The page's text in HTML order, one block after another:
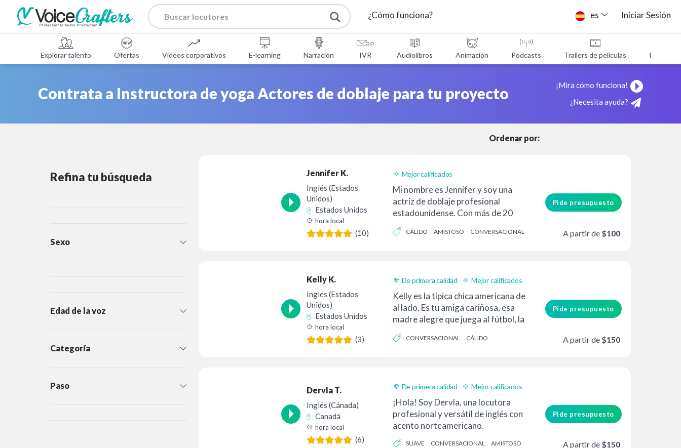
¿Cómo funciona?
Servicios
Contacto
es Iniciar Sesión
Explorar talento Ofertas Vídeos corporativos E-learning Narración IVR Audiolibros Animación Podcasts Trailers de películas
Contrata a Instructora de yoga Actores de doblaje para tu proyecto
¡Mira cómo funciona!
¿Necesita ayuda?
Ordenar por:
Refina tu búsqueda
Sexo
Edad de la voz
Categoría
Paso
Jennifer K.
Inglés (Estados
Unidos)
Estados Unidos
hora local
(10)
Mejor calificados
Mi nombre es Jennifer y soy una
actriz de doblaje profesional
estadounidense. Con más de 20
actuación,...
CÁLIDO AMISTOSO CONVERSACIONAL
Pide presupuesto
A partir de $100
Kelly K.
Inglés (Estados
Unidos)
Estados Unidos
hora local
(3)
De primera calidad Mejor calificados
Kelly es la típica chica americana de
al lado. Es tu amiga cariñosa, esa
madre alegre que juega al fútbol, la
CONVERSACIONAL CÁLIDO
Pide presupuesto
A partir de $150
Dervla T.
Inglés (Cánada)
Canadá
hora local
(6)
De primera calidad
Mejor calificados
Entrega 24h
¡Hola! Soy Dervla, una locutora
profesional y versátil de inglés con
acento norteamericano.
SUAVE CONVERSACIONAL AMISTOSO
Pide presupuesto
A partir de $150